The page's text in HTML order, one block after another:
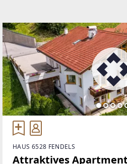
HAUS 6528 FENDELS
Attraktives